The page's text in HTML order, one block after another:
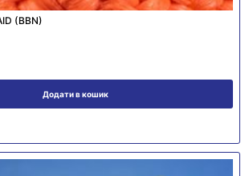
(BBN)
Додати в кошик